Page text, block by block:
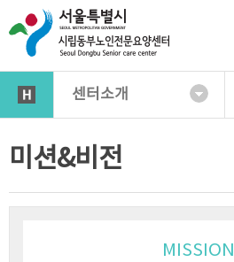
센터소개
미션&비전
MISSION